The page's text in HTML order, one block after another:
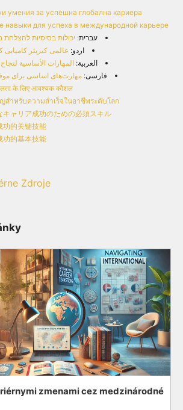
умения за успешна глобална кариера
навыки для успеха в международной карьере
עברית: יכולות בסיסיות להצלחת
اردو: عالمی کیریئر
العربية: المهارات الأساسية لنجاح
فارسی: مهارت‌های اساسی برای
के लिए आवश्यक कौशल
สำหรับความสำเร็จในอาชีพระดับโลก
キャリア成功のための必須スキル
功的关键技能
功的基本技能
Zdroje
zmenami cez medzinárodné